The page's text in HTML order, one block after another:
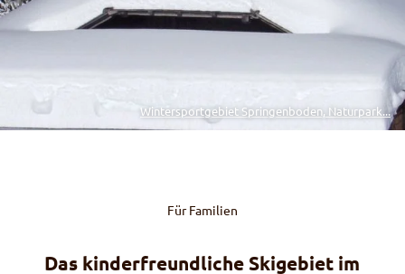
Wintersportgebiet Springenboden, Naturpark...
Für Familien
Das kinderfreundliche Skigebiet im